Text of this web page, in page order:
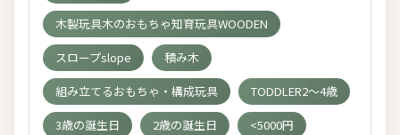
木製玩具木のおもちゃ知育玩具WOODEN
スロープslope
積み木
組み立てるおもちゃ・構成玩具
TODDLER2～4歳
3歳の誕生日
2歳の誕生日 <5000円